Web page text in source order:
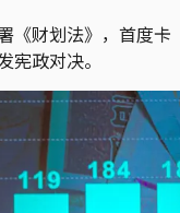
《财划法》，首度卡
政对决。